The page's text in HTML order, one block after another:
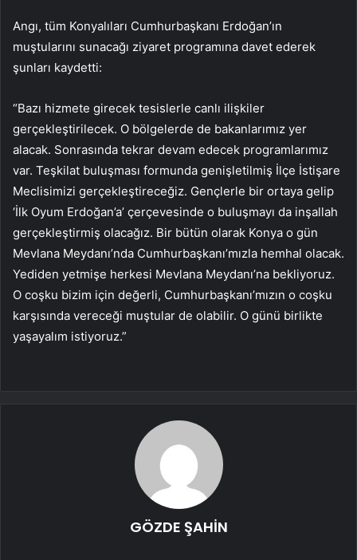
Angı, tüm Konyalıları Cumhurbaşkanı Erdoğan’ın
muştularını sunacağı ziyaret programına davet ederek
şunları kaydetti:
“Bazı hizmete girecek tesislerle canlı ilişkiler
gerçekleştirilecek. O bölgelerde de bakanlarımız yer
alacak. Sonrasında tekrar devam edecek programlarımız
var. Teşkilat buluşması formunda genişletilmiş İlçe İstişare
Meclisimizi gerçekleştireceğiz. Gençlerle bir ortaya gelip
‘İlk Oyum Erdoğan’a’ çerçevesinde o buluşmayı da inşallah
gerçekleştirmiş olacağız. Bir bütün olarak Konya o gün
Mevlana Meydanı’nda Cumhurbaşkanı’mızla hemhal olacak.
Yediden yetmişe herkesi Mevlana Meydanı’na bekliyoruz.
O coşku bizim için değerli, Cumhurbaşkanı’mızın o coşku
karşısında vereceği muştular de olabilir. O günü birlikte
yaşayalım istiyoruz.”
GÖZDE ŞAHİN